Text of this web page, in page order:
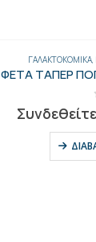
ΓΑΛΑΚΤΟΚΟΜΙΚΆ
ΦΕΤΑ ΤΑΠΕΡ